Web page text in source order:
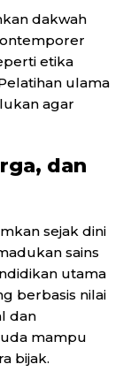
dakwah
etika
ulama
agar
dan
sejak dini
sains
utama
berbasis nilai
dan
mampu
bijak.